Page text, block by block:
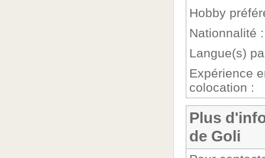
Hobby
Nationnalité :
Langue(s)
Expérience
colocation :
Plus
de Goli